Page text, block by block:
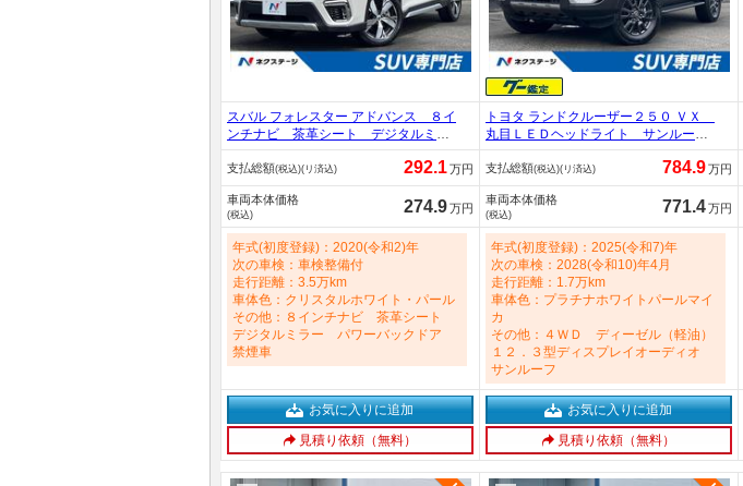
スバル フォレスター アドバンス ８イ
ンチナビ 茶革シート デジタルミラ
ー パワーバックドア フロント／サ
イド／バックカメラ パワーシート／
シートメモリー／全席シートヒータ
ー 純正１８インチアルミホイール
ステアリングヒーター 禁煙車 2000c
トヨタ ランドクルーザー２５０ ＶＸ
丸目ＬＥＤヘッドライト サンルー
フ １２．３インチディスプレイオー
ディオ 全周囲カメラ ＪＢＬサウン
ド レーダークルーズ デジタルミラ
ー ドラレコ ＥＴＣ ブラックレザ
ーシート シートクーラー 禁煙車 28
00cc
支払総額(税込)(リ済込) 292.1万円 支払総額(税込)(リ済込) 784.9万円
車両本体価格
(税込) 274.9万円
車両本体価格
(税込) 771.4万円
年式(初度登録)：2020(令和2)年
次の車検：車検整備付
走行距離：3.5万km
車体色：クリスタルホワイト・パール
その他：８インチナビ 茶革シート
デジタルミラー パワーバックドア
禁煙車
年式(初度登録)：2025(令和7)年
次の車検：2028(令和10)年4月
走行距離：1.7万km
車体色：プラチナホワイトパールマイ
カ
その他：４ＷＤ ディーゼル（軽油）
１２．３型ディスプレイオーディオ
サンルーフ
お気に入りに追加
見積り依頼（無料）
お気に入りに追加
見積り依頼（無料）